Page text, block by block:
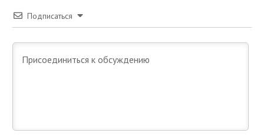
Подписаться